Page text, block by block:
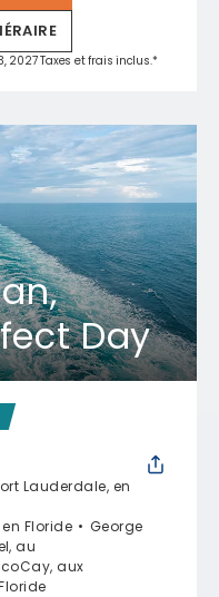
2027 Taxes et frais inclus.*
Day
Lauderdale, en
Floride
George
au
aux